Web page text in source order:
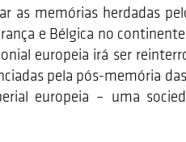
as memórias herdadas
e Bélgica no
europeia irá ser
pela pós-memória
europeia – uma